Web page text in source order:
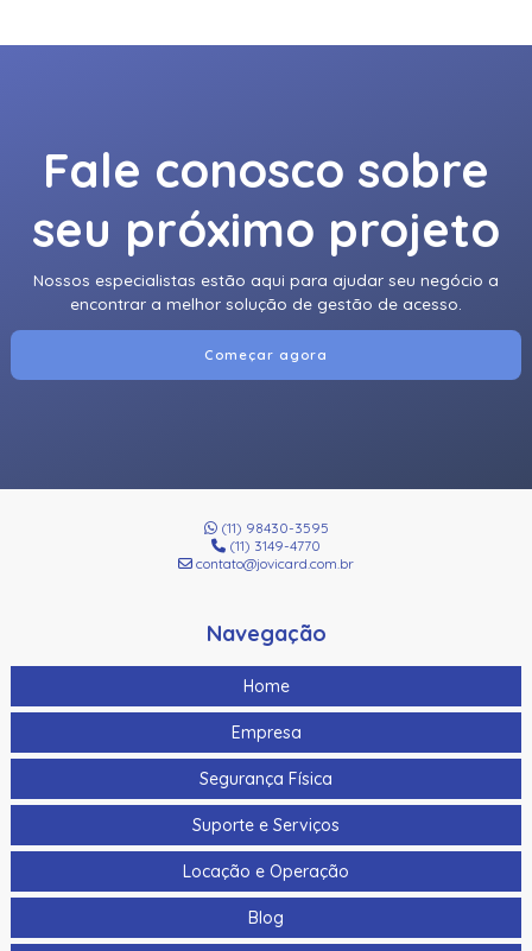
Fale conosco sobre
seu próximo projeto
Nossos especialistas estão aqui para ajudar seu negócio a
encontrar a melhor solução de gestão de acesso.
Começar agora
(11) 98430-3595
(11) 3149-4770
contato@jovicard.com.br
Navegação
Home
Empresa
Segurança Física
Suporte e Serviços
Locação e Operação
Blog